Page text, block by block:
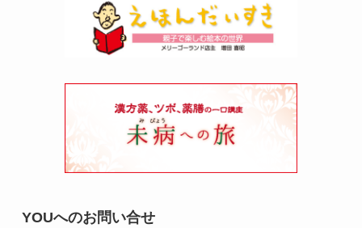
YOUへのお問い合せ